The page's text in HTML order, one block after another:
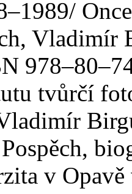
Vladimír
tvůrčí
v